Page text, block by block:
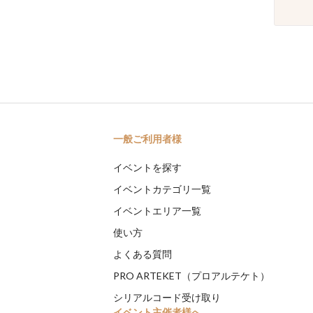
一般ご利用者様
イベントを探す
イベントカテゴリ一覧
イベントエリア一覧
使い方
よくある質問
PRO ARTEKET（プロアルテケト）
シリアルコード受け取り